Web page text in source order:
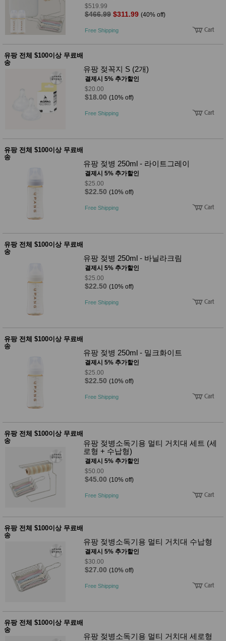
$519.99
$466.99 $311.99 (40% off)
Free Shipping
유팡 전체 $100이상 무료배
송
유팡 젖꼭지 S (2개)
결제시 5% 추가할인
$20.00
$18.00 (10% off)
Free Shipping
유팡 전체 $100이상 무료배
송
유팡 젖병 250ml - 라이트그레이
결제시 5% 추가할인
$25.00
$22.50 (10% off)
Free Shipping
유팡 전체 $100이상 무료배
송
유팡 젖병 250ml - 바닐라크림
결제시 5% 추가할인
$25.00
$22.50 (10% off)
Free Shipping
유팡 전체 $100이상 무료배
송
유팡 젖병 250ml - 밀크화이트
결제시 5% 추가할인
$25.00
$22.50 (10% off)
Free Shipping
유팡 전체 $100이상 무료배
송
유팡 젖병소독기용 멀티 거치대 세트 (세
로형 + 수납형)
결제시 5% 추가할인
$50.00
$45.00 (10% off)
Free Shipping
유팡 전체 $100이상 무료배
송
유팡 젖병소독기용 멀티 거치대 수납형
결제시 5% 추가할인
$30.00
$27.00 (10% off)
Free Shipping
유팡 전체 $100이상 무료배
송
유팡 젖병소독기용 멀티 거치대 세로형